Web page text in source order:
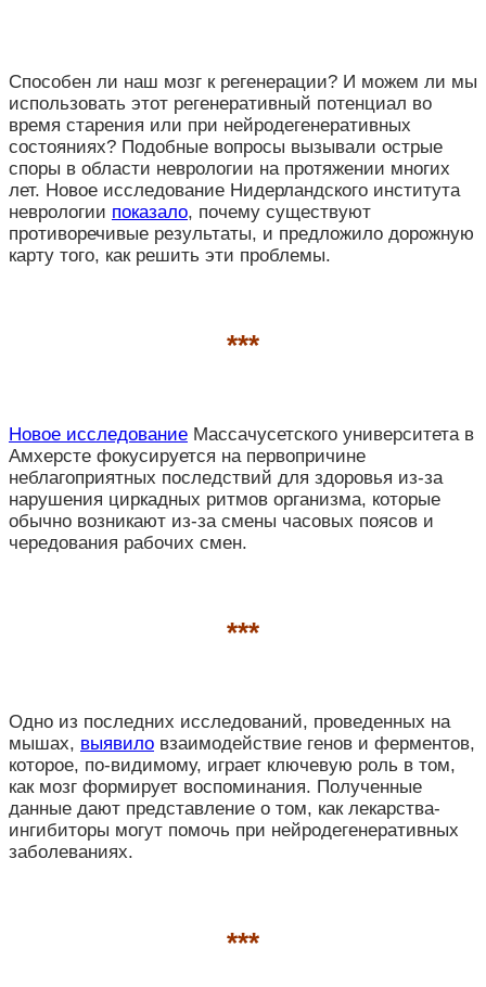
Способен ли наш мозг к регенерации? И можем ли мы
использовать этот регенеративный потенциал во
время старения или при нейродегенеративных
состояниях? Подобные вопросы вызывали острые
споры в области неврологии на протяжении многих
лет. Новое исследование Нидерландского института
неврологии показало, почему существуют
противоречивые результаты, и предложило дорожную
карту того, как решить эти проблемы.
***
Новое исследование Массачусетского университета в
Амхерсте фокусируется на первопричине
неблагоприятных последствий для здоровья из-за
нарушения циркадных ритмов организма, которые
обычно возникают из-за смены часовых поясов и
чередования рабочих смен.
***
Одно из последних исследований, проведенных на
мышах, выявило взаимодействие генов и ферментов,
которое, по-видимому, играет ключевую роль в том,
как мозг формирует воспоминания. Полученные
данные дают представление о том, как лекарства-
ингибиторы могут помочь при нейродегенеративных
заболеваниях.
***